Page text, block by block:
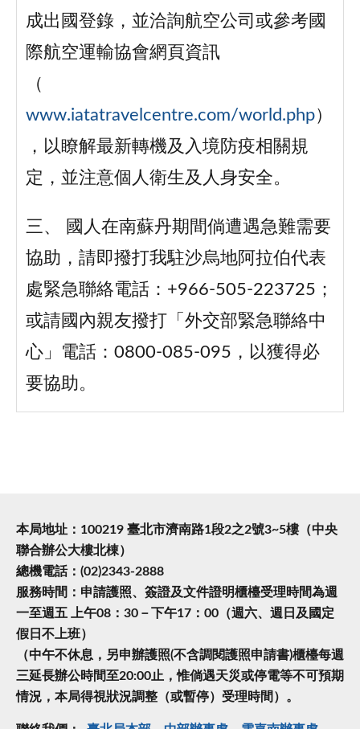
成出國登錄，並洽詢航空公司或參考國
際航空運輸協會網頁資訊
（
www.iatatravelcentre.com/world.php）
，以瞭解最新轉機及入境防疫相關規
定，並注意個人衛生及人身安全。
三、
國人在南蘇丹期間倘遭遇急難需要
協助，請即撥打我駐沙烏地阿拉伯代表
處緊急聯絡電話：+966-505-223725；
或請國內親友撥打「外交部緊急聯絡中
心」電話：0800-085-095，以獲得必
要協助。
本局地址：100219 臺北市濟南路1段2之2號3~5樓（中央
聯合辦公大樓北棟）
總機電話：(02)2343-2888
服務時間：申請護照、簽證及文件證明櫃檯受理時間為週
一至週五 上午08：30－下午17：00（週六、週日及國定
假日不上班）
（中午不休息，另申辦護照(不含調閱護照申請書)櫃檯每週
三延長辦公時間至20:00止，惟倘遇天災或停電等不可預期
情況，本局得視狀況調整（或暫停）受理時間）。